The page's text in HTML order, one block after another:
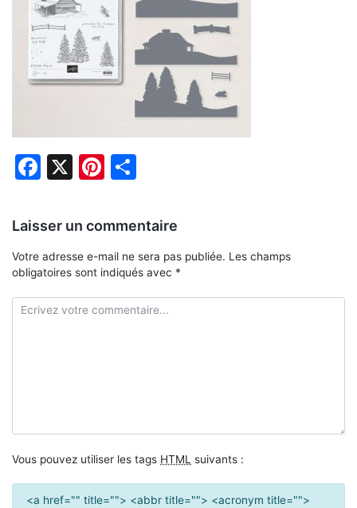
Facebook
X Pinterest
Laisser un commentaire
Votre adresse e-mail ne sera pas publiée. Les champs
obligatoires sont indiqués avec *
Vous pouvez utiliser les tags HTML suivants :
<a href="" title=""> <abbr title=""> <acronym title="">